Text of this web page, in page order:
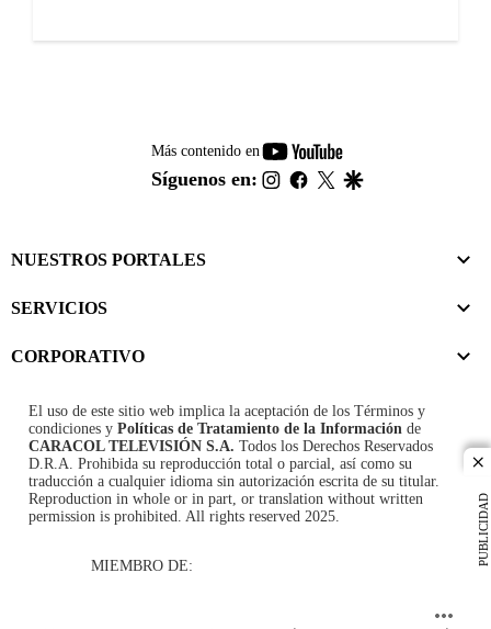
PUBLICIDAD
Más contenido en
youtube-
footer
Síguenos en: instagram
facebook
twitter
NUESTROS PORTALES
SERVICIOS
CORPORATIVO
El uso de este sitio web implica la aceptación de los Términos y
condiciones y Políticas de Tratamiento de la Información de
CARACOL TELEVISIÓN S.A. Todos los Derechos Reservados
D.R.A. Prohibida su reproducción total o parcial, así como su
traducción a cualquier idioma sin autorización escrita de su titular.
Reproduction in whole or in part, or translation without written
permission is prohibited. All rights reserved 2025.
MIEMBRO DE: